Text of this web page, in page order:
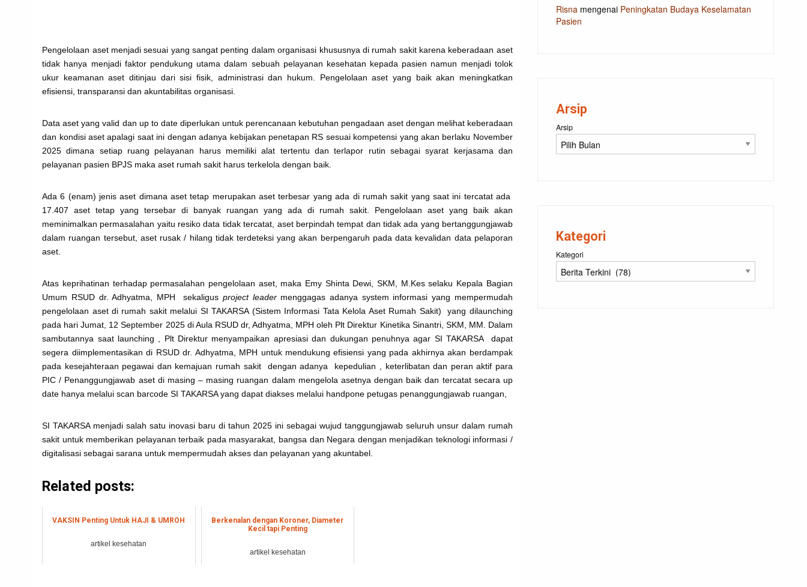
Pengelolaan aset menjadi sesuai yang sangat penting dalam organisasi khususnya di rumah sakit karena keberadaan aset
tidak hanya menjadi faktor pendukung utama dalam sebuah pelayanan kesehatan kepada pasien namun menjadi tolok
ukur keamanan aset ditinjau dari sisi fisik, administrasi dan hukum. Pengelolaan aset yang baik akan meningkatkan
efisiensi, transparansi dan akuntabilitas organisasi.
Data aset yang valid dan up to date diperlukan untuk perencanaan kebutuhan pengadaan aset dengan melihat keberadaan
dan kondisi aset apalagi saat ini dengan adanya kebijakan penetapan RS sesuai kompetensi yang akan berlaku November
2025 dimana setiap ruang pelayanan harus memiliki alat tertentu dan terlapor rutin sebagai syarat kerjasama dan
pelayanan pasien BPJS maka aset rumah sakit harus terkelola dengan baik.
Ada 6 (enam) jenis aset dimana aset tetap merupakan aset terbesar yang ada di rumah sakit yang saat ini tercatat ada
17.407 aset tetap yang tersebar di banyak ruangan yang ada di rumah sakit. Pengelolaan aset yang baik akan
meminimalkan permasalahan yaitu resiko data tidak tercatat, aset berpindah tempat dan tidak ada yang bertanggungjawab
dalam ruangan tersebut, aset rusak / hilang tidak terdeteksi yang akan berpengaruh pada data kevalidan data pelaporan
aset.
Atas keprihatinan terhadap permasalahan pengelolaan aset, maka Emy Shinta Dewi, SKM, M.Kes selaku Kepala Bagian
Umum RSUD dr. Adhyatma, MPH sekaligus project leadermenggagas adanya system informasi yang mempermudah
pengelolaan aset di rumah sakit melalui SI TAKARSA (Sistem Informasi Tata Kelola Aset Rumah Sakit) yang dilaunching
pada hari Jumat, 12 September 2025 di Aula RSUD dr, Adhyatma, MPH oleh Plt Direktur Kinetika Sinantri, SKM, MM. Dalam
sambutannya saat launching , Plt Direktur menyampaikan apresiasi dan dukungan penuhnya agar SI TAKARSA dapat
segera diimplementasikan di RSUD dr. Adhyatma, MPH untuk mendukung efisiensi yang pada akhirnya akan berdampak
pada kesejahteraan pegawai dan kemajuan rumah sakit dengan adanya kepedulian , keterlibatan dan peran aktif para
PIC / Penanggungjawab aset di masing – masing ruangan dalam mengelola asetnya dengan baik dan tercatat secara up
date hanya melalui scan barcode SI TAKARSA yang dapat diakses melalui handpone petugas penanggungjawab ruangan,
SI TAKARSA menjadi salah satu inovasi baru di tahun 2025 ini sebagai wujud tanggungjawab seluruh unsur dalam rumah
sakit untuk memberikan pelayanan terbaik pada masyarakat, bangsa dan Negara dengan menjadikan teknologi informasi /
digitalisasi sebagai sarana untuk mempermudah akses dan pelayanan yang akuntabel.
Related posts:
VAKSIN Penting Untuk HAJI & UMROH
artikel kesehatan
Berkenalan dengan Koroner, Diameter
Kecil tapi Penting
artikel kesehatan
Risna mengenai Peningkatan Budaya Keselamatan
Pasien
Arsip
Arsip
Kategori
Kategori